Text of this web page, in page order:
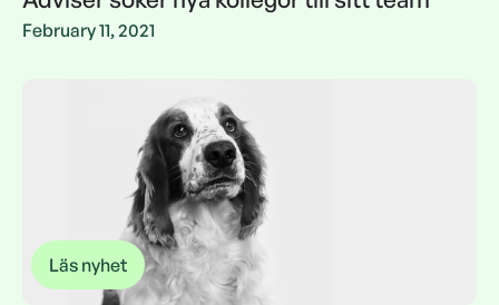
Adviser söker nya kollegor till sitt team
February 11, 2021
Läs nyhet